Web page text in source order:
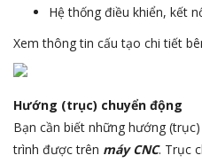
Hệ thống điều khiển, kết
Xem thông tin cấu tạo chi tiết
Hướng (trục) chuyển động
Bạn cần biết những hướng
trình được trên máy CNC. Trục